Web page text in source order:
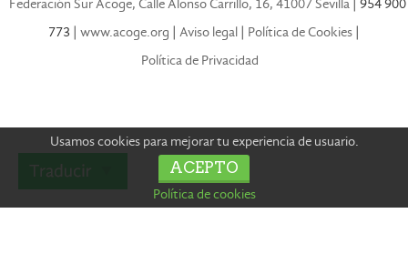
Usamos cookies para mejorar tu experiencia de usuario.
ACEPTO
Política de cookies
Federación Sur Acoge, Calle Alonso Carrillo, 16, 41007 Sevilla | 954 900
773 | www.acoge.org | Aviso legal | Política de Cookies |
Política de Privacidad